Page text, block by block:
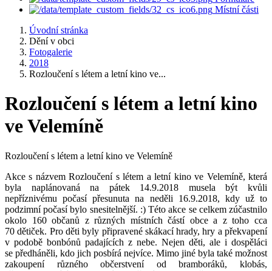
Místní části
Úvodní stránka
Dění v obci
Fotogalerie
2018
Rozloučení s létem a letní kino ve...
Rozloučení s létem a letní kino
ve Velemíně
Rozloučení s létem a letní kino ve Velemíně
Akce s názvem Rozloučení s létem a letní kino ve Velemíně, která
byla naplánovaná na pátek 14.9.2018 musela být kvůli
nepříznivému počasí přesunuta na neděli 16.9.2018, kdy už to
podzimní počasí bylo snesitelnější. :) Této akce se celkem zúčastnilo
okolo 160 občanů z různých místních částí obce a z toho cca
70 dětiček. Pro děti byly připravené skákací hrady, hry a překvapení
v podobě bonbónů padajících z nebe. Nejen děti, ale i dospěláci
se předháněli, kdo jich posbírá nejvíce. Mimo jiné byla také možnost
zakoupení různého občerstvení od bramboráků, klobás,